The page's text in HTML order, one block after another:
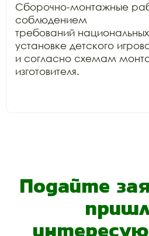
Сборочно-монтажные
соблюдением
требований
установке детского
и согласно схемам
изготовителя.
Подайте